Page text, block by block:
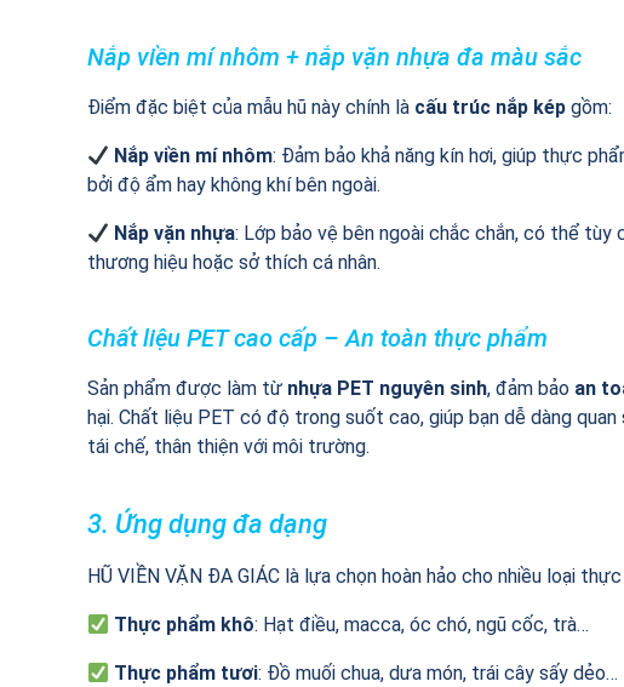
Nắp viền mí nhôm + nắp vặn nhựa đa màu sắc
Điểm đặc biệt của mẫu hũ này chính là cấu trúc nắp kép gồm:
Nắp viền mí nhôm: Đảm bảo khả năng kín hơi, giúp thực
bởi độ ẩm hay không khí bên ngoài.
Nắp vặn nhựa: Lớp bảo vệ bên ngoài chắc chắn, có thể
thương hiệu hoặc sở thích cá nhân.
Chất liệu PET cao cấp – An toàn thực phẩm
Sản phẩm được làm từ nhựa PET nguyên sinh, đảm bảo an
hại. Chất liệu PET có độ trong suốt cao, giúp bạn dễ dàng
tái chế, thân thiện với môi trường.
3. Ứng dụng đa dạng
HŨ VIỀN VẶN ĐA GIÁC là lựa chọn hoàn hảo cho nhiều loại
Thực phẩm khô: Hạt điều, macca, óc chó, ngũ cốc, trà…
Thực phẩm tươi: Đồ muối chua, dưa món, trái cây sấy dẻo…